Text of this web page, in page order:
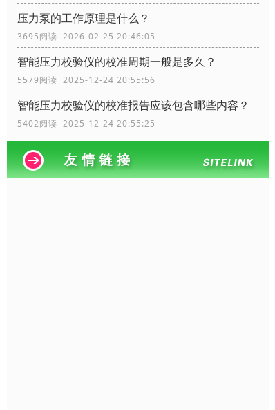
压力泵的工作原理是什么？
3695阅读 2026-02-25 20:46:05
智能压力校验仪的校准周期一般是多久？
5579阅读 2025-12-24 20:55:56
智能压力校验仪的校准报告应该包含哪些内容？
5402阅读 2025-12-24 20:55:25